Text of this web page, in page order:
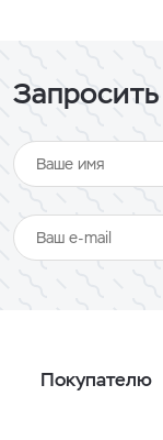
Покупателю